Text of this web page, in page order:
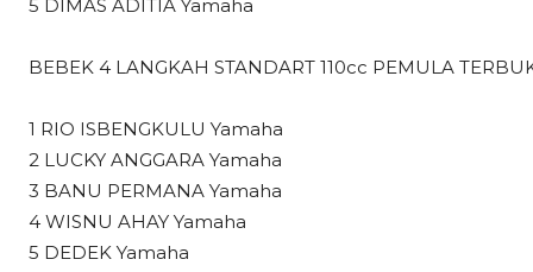
5 DIMAS ADITIA Yamaha
BEBEK 4 LANGKAH STANDART 110cc PEMULA
1 RIO ISBENGKULU Yamaha
2 LUCKY ANGGARA Yamaha
3 BANU PERMANA Yamaha
4 WISNU AHAY Yamaha
5 DEDEK Yamaha